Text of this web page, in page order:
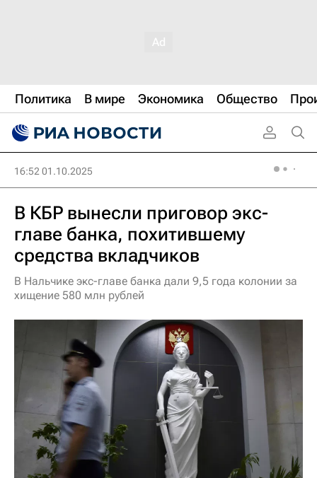
Политика В мире Экономика Общество
16:52 01.10.2025
В КБР вынесли приговор экс-
главе банка, похитившему
средства вкладчиков
В Нальчике экс-главе банка дали 9,5 года колонии за
хищение 580 млн рублей